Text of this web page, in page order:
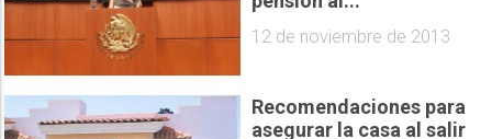
12 de noviembre de 2013
Recomendaciones para
asegurar la casa al salir